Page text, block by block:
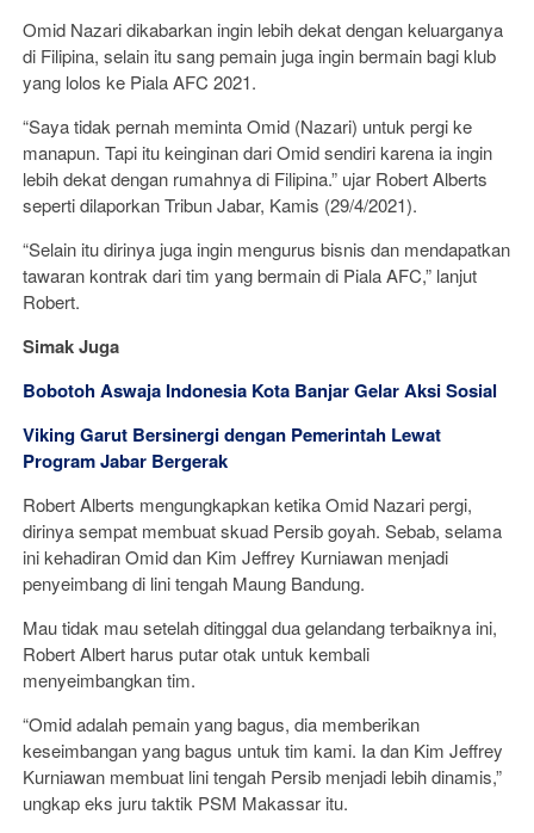
Omid Nazari dikabarkan ingin lebih dekat dengan keluarganya
di Filipina, selain itu sang pemain juga ingin bermain bagi klub
yang lolos ke Piala AFC 2021.
“Saya tidak pernah meminta Omid (Nazari) untuk pergi ke
manapun. Tapi itu keinginan dari Omid sendiri karena ia ingin
lebih dekat dengan rumahnya di Filipina.” ujar Robert Alberts
seperti dilaporkan Tribun Jabar, Kamis (29/4/2021).
“Selain itu dirinya juga ingin mengurus bisnis dan mendapatkan
tawaran kontrak dari tim yang bermain di Piala AFC,” lanjut
Robert.
Simak Juga
Bobotoh Aswaja Indonesia Kota Banjar Gelar Aksi Sosial
Viking Garut Bersinergi dengan Pemerintah Lewat
Program Jabar Bergerak
Robert Alberts mengungkapkan ketika Omid Nazari pergi,
dirinya sempat membuat skuad Persib goyah. Sebab, selama
ini kehadiran Omid dan Kim Jeffrey Kurniawan menjadi
penyeimbang di lini tengah Maung Bandung.
Mau tidak mau setelah ditinggal dua gelandang terbaiknya ini,
Robert Albert harus putar otak untuk kembali
menyeimbangkan tim.
“Omid adalah pemain yang bagus, dia memberikan
keseimbangan yang bagus untuk tim kami. Ia dan Kim Jeffrey
Kurniawan membuat lini tengah Persib menjadi lebih dinamis,”
ungkap eks juru taktik PSM Makassar itu.